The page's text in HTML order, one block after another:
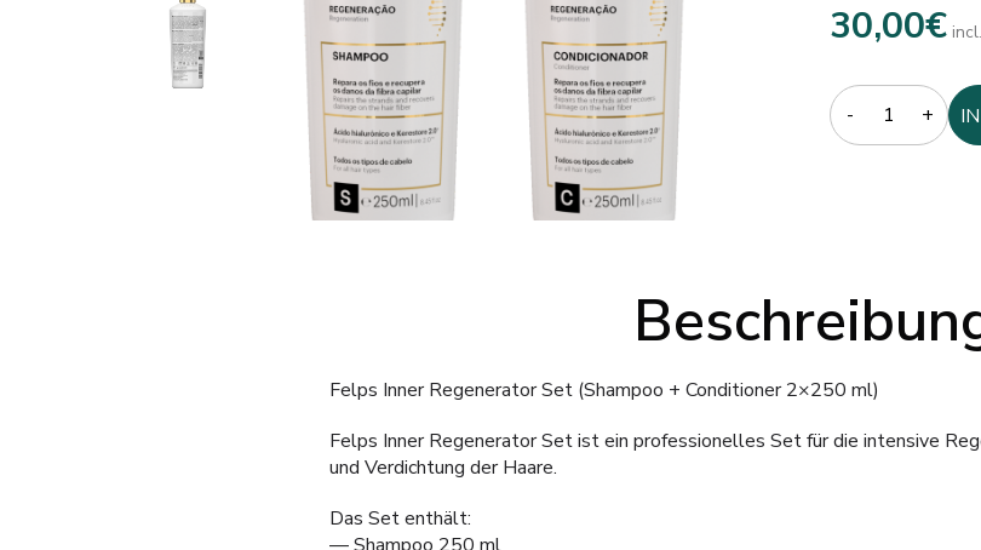
30,00€
Quantity
Felps Inner Regenerator Set (Shampoo + Conditioner 2×250 ml)
Felps Inner Regenerator Set ist ein professionelles Set für die intensive
und Verdichtung der Haare.
Das Set enthält: